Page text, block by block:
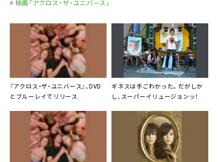
# 映画「アクロス・ザ・ユニバース」
『アクロス・ザ・ユニバース 』、DVD
とブルーレイでリリース
ギネスは手ごわかった。だがしか
し、スーパーイリュージョンッ！